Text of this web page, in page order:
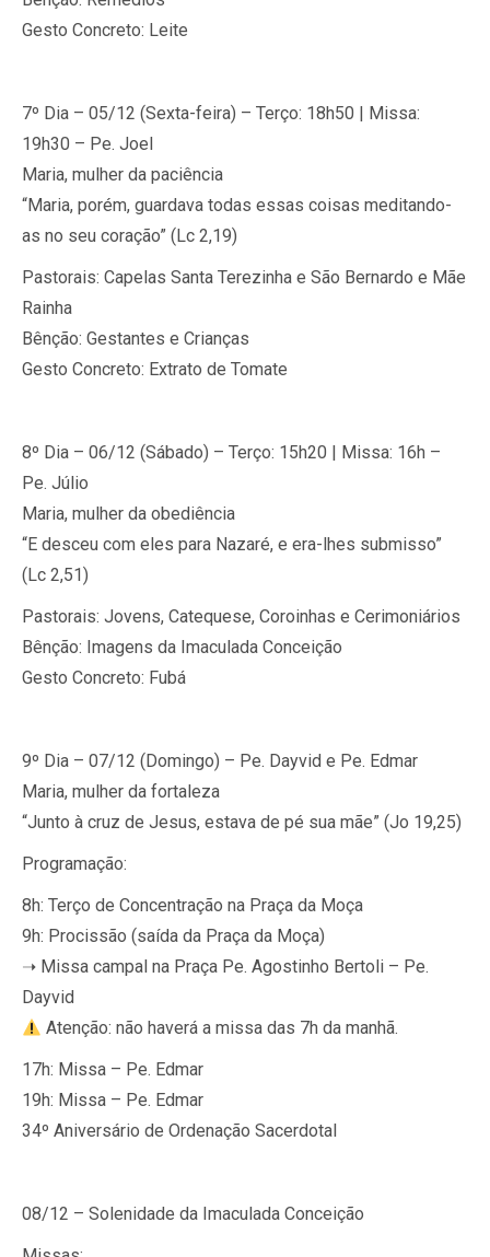
Gesto Concreto: Leite
7º Dia – 05/12 (Sexta-feira) – Terço: 18h50 | Missa:
19h30 – Pe. Joel
Maria, mulher da paciência
“Maria, porém, guardava todas essas coisas meditando-
as no seu coração” (Lc 2,19)
Pastorais: Capelas Santa Terezinha e São Bernardo e Mãe
Rainha
Bênção: Gestantes e Crianças
Gesto Concreto: Extrato de Tomate
8º Dia – 06/12 (Sábado) – Terço: 15h20 | Missa: 16h –
Pe. Júlio
Maria, mulher da obediência
“E desceu com eles para Nazaré, e era-lhes submisso”
(Lc 2,51)
Pastorais: Jovens, Catequese, Coroinhas e Cerimoniários
Bênção: Imagens da Imaculada Conceição
Gesto Concreto: Fubá
9º Dia – 07/12 (Domingo) – Pe. Dayvid e Pe. Edmar
Maria, mulher da fortaleza
“Junto à cruz de Jesus, estava de pé sua mãe” (Jo 19,25)
Programação:
8h: Terço de Concentração na Praça da Moça
9h: Procissão (saída da Praça da Moça)
➝ Missa campal na Praça Pe. Agostinho Bertoli – Pe.
Dayvid
Atenção: não haverá a missa das 7h da manhã.
17h: Missa – Pe. Edmar
19h: Missa – Pe. Edmar
34º Aniversário de Ordenação Sacerdotal
08/12 – Solenidade da Imaculada Conceição